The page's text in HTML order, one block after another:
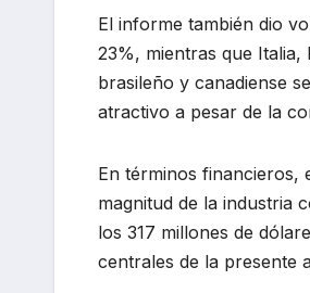
El informe también dio
23%, mientras que
brasileño y canadiense
atractivo a pesar de la
En términos financieros,
magnitud de la industria
los 317 millones de
centrales de la presente